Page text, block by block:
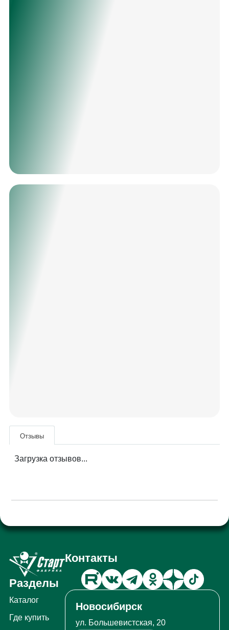
Отзывы
Загрузка отзывов...
Разделы
Каталог
Где купить
Контакты
Новосибирск
ул. Большевистская, 20